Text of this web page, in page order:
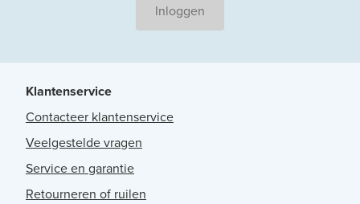
Inloggen
Klantenservice
Contacteer klantenservice
Veelgestelde vragen
Service en garantie
Retourneren of ruilen